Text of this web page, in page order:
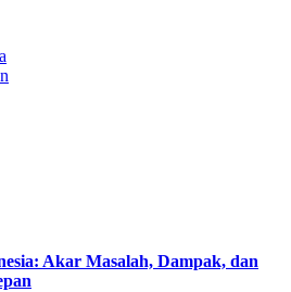
Akar Masalah, Dampak, dan